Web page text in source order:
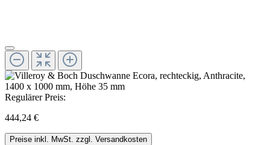
Regulärer Preis:
444,24 €
Preise inkl. MwSt. zzgl. Versandkosten